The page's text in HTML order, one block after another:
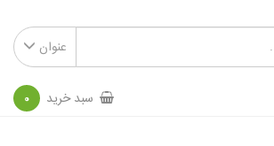
عنوان
سبد خرید 0